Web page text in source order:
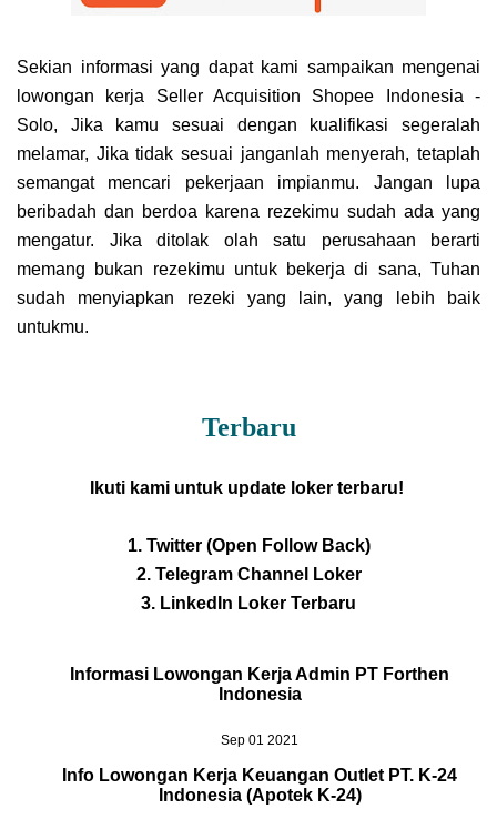
Sekian informasi yang dapat kami sampaikan mengenai
lowongan kerja Seller Acquisition Shopee Indonesia -
Solo, Jika kamu sesuai dengan kualifikasi segeralah
melamar, Jika tidak sesuai janganlah menyerah, tetaplah
semangat mencari pekerjaan impianmu. Jangan lupa
beribadah dan berdoa karena rezekimu sudah ada yang
mengatur. Jika ditolak olah satu perusahaan berarti
memang bukan rezekimu untuk bekerja di sana, Tuhan
sudah menyiapkan rezeki yang lain, yang lebih baik
untukmu.
Terbaru
Ikuti kami untuk update loker terbaru!
1. Twitter (Open Follow Back)
2. Telegram Channel Loker
3. LinkedIn Loker Terbaru
Informasi Lowongan Kerja Admin PT Forthen
Indonesia
Sep 01 2021
Info Lowongan Kerja Keuangan Outlet PT. K-24
Indonesia (Apotek K-24)